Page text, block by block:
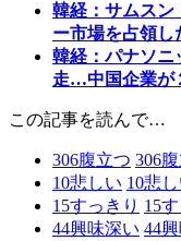
韓経：サムス
ー市場を占領し
韓経：パナソニ
走…中国企業が
この記事を読んで…
306腹立つ 306
10悲しい 10悲
15すっきり 15す
44興味深い 44